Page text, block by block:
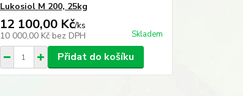
Lukosiol M 200, 25kg
12 100,00 Kč/ks
10 000,00 Kč bez DPH Skladem
Přidat do košíku